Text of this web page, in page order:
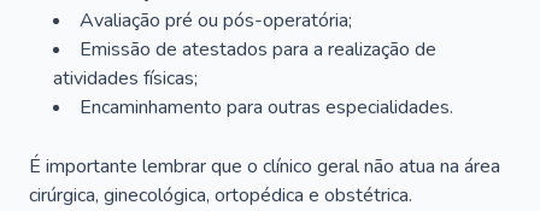
Avaliação pré ou pós-operatória;
Emissão de atestados para a realização de
atividades físicas;
Encaminhamento para outras especialidades.
É importante lembrar que o clínico geral não atua na área
cirúrgica, ginecológica, ortopédica e obstétrica.